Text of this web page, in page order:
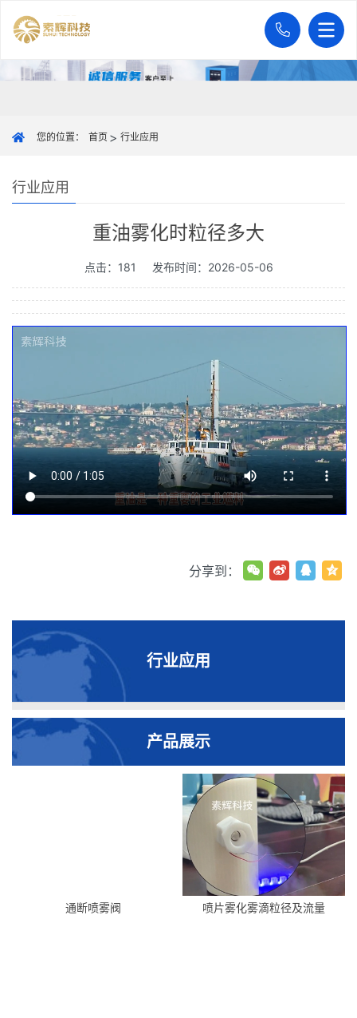
您的位置： 首页 行业应用
行业应用
产品展示
通断喷雾阀 喷片雾化雾滴粒径及流量
行业应用
重油雾化时粒径多大
点击：181 发布时间：2026-05-06
分享到：